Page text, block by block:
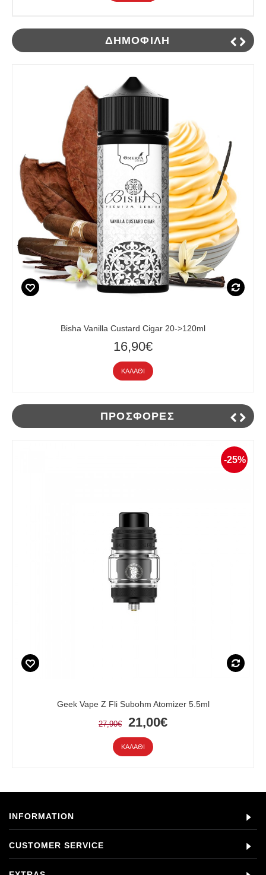
ΔΗΜΟΦΙΛΉ
Bisha Vanilla Custard Cigar 20->120ml
16,90€
ΚΑΛΆΘΙ
ΠΡΟΣΦΟΡΈΣ
-25%
Geek Vape Z Fli Subohm Atomizer 5.5ml
27,90€ 21,00€
ΚΑΛΆΘΙ
INFORMATION
CUSTOMER SERVICE